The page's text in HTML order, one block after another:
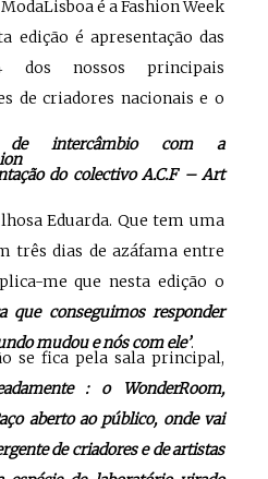
é a Fashion Week
edição é apresentação das
dos nossos principais
de criadores nacionais e o
de intercâmbio com a
do colectivo A.C.F – Art
Eduarda. Que tem uma
três dias de azáfama entre
me que nesta edição o
que conseguimos responder
mudou e nós com ele’.
se fica pela sala principal,
: o WonderRoom,
aberto ao público, onde vai
de criadores e de artistas